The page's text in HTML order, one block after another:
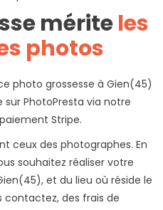
mériteles
photos
photo grossesse à Gien(45)
PhotoPresta via notre
Stripe.
ceux des photographes. En
souhaitez réaliser votre
et du lieu où réside le
des frais de